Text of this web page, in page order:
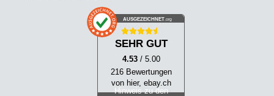
AUSGEZEICHNET .org
SEHR GUT
4.53 / 5.00
216 Bewertungen
von hier, ebay.ch
Hinweis zu den